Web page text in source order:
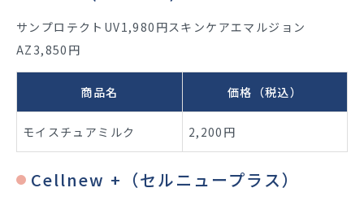
サンプロテクトUV1,980円スキンケアエマルジョン
AZ3,850円
商品名 価格（税込）
モイスチュアミルク 2,200円
Cellnew +（セルニュープラス）